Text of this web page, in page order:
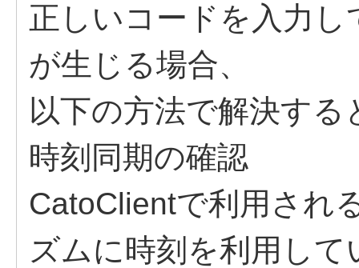
正しいコードを入力
が生じる場合、
以下の方法で解決す
時刻同期の確認
CatoClientで利用され
ズムに時刻を利用して